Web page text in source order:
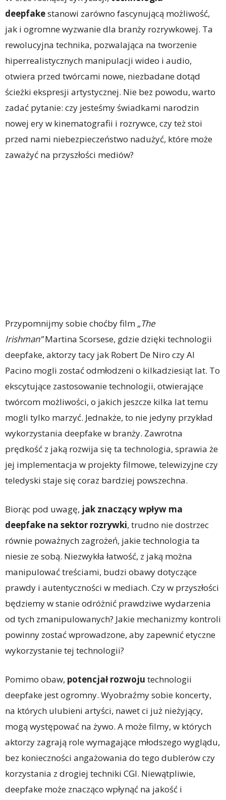
deepfakestanowi zarówno fascynującą możliwość,
jak i ogromne wyzwanie dla branży rozrywkowej. Ta
rewolucyjna technika, pozwalająca na tworzenie
hiperrealistycznych manipulacji wideo i audio,
otwiera przed twórcami nowe, niezbadane dotąd
ścieżki ekspresji artystycznej. Nie bez powodu, warto
zadać pytanie: czy jesteśmy świadkami narodzin
nowej ery w kinematografii i rozrywce, czy też stoi
przed nami niebezpieczeństwo nadużyć, które może
zaważyć na przyszłości mediów?
Przypomnijmy sobie choćby film „The
Irishman”Martina Scorsese, gdzie dzięki technologii
deepfake, aktorzy tacy jak Robert De Niro czy Al
Pacino mogli zostać odmłodzeni o kilkadziesiąt lat. To
ekscytujące zastosowanie technologii, otwierające
twórcom możliwości, o jakich jeszcze kilka lat temu
mogli tylko marzyć. Jednakże, to nie jedyny przykład
wykorzystania deepfake w branży. Zawrotna
prędkość z jaką rozwija się ta technologia, sprawia że
jej implementacja w projekty filmowe, telewizyjne czy
teledyski staje się coraz bardziej powszechna.
Biorąc pod uwagę, jak znaczący wpływ ma
deepfake na sektor rozrywki, trudno nie dostrzec
równie poważnych zagrożeń, jakie technologia ta
niesie ze sobą. Niezwykła łatwość, z jaką można
manipulować treściami, budzi obawy dotyczące
prawdy i autentyczności w mediach. Czy w przyszłości
będziemy w stanie odróżnić prawdziwe wydarzenia
od tych zmanipulowanych? Jakie mechanizmy kontroli
powinny zostać wprowadzone, aby zapewnić etyczne
wykorzystanie tej technologii?
Pomimo obaw, potencjał rozwoju technologii
deepfake jest ogromny. Wyobraźmy sobie koncerty,
na których ulubieni artyści, nawet ci już nieżyjący,
mogą występować na żywo. A może filmy, w których
aktorzy zagrają role wymagające młodszego wyglądu,
bez konieczności angażowania do tego dublerów czy
korzystania z drogiej techniki CGI. Niewątpliwie,
deepfake może znacząco wpłynąć na jakość i